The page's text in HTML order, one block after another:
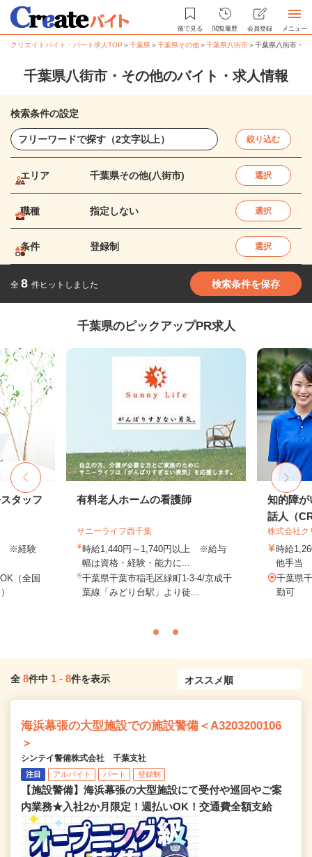
後で見る 閲覧履歴 会員登録 メニュー
クリエイトバイト・パート求人TOP ＞千葉県＞千葉県その他＞千葉県八街市＞千葉県八街市・
千葉県八街市・その他のバイト・求人情報
検索条件の設定
絞り込む
エリア 千葉県その他(八街市) 選択
職種 指定しない 選択
条件 登録制 選択
全 8 件ヒットしました 検索条件を保存
千葉県のピックアップPR求人
タッフ
※経験
（全国
有料老人ホームの看護師
サニーライフ西千葉
時給1,440円～1,740円以上 ※給与
幅は資格・経験・能力に...
千葉県千葉市稲毛区緑町1-3-4/京成千
葉線「みどり台駅」より徒...
知的障が
話人（
株式会社ク
時給
他手当
千葉県
勤可
全 8件中 1 - 8件を表示
海浜幕張の大型施設での施設警備＜A3203200106
＞
シンテイ警備株式会社 千葉支社
注目 アルバイト パート 登録制
【施設警備】海浜幕張の大型施設にて受付や巡回やご案
内業務★入社2か月限定！週払いOK！交通費全額支給